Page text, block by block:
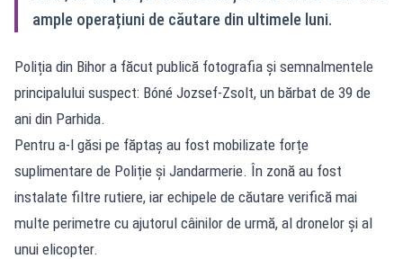
ample operațiuni de căutare din ultimele luni.
Poliția din Bihor a făcut publică fotografia și semnalmentele
principalului suspect: Bóné Jozsef-Zsolt, un bărbat de 39 de
ani din Parhida.
Pentru a-l găsi pe făptaș au fost mobilizate forțe
suplimentare de Poliție și Jandarmerie. În zonă au fost
instalate filtre rutiere, iar echipele de căutare verifică mai
multe perimetre cu ajutorul câinilor de urmă, al dronelor și al
unui elicopter.